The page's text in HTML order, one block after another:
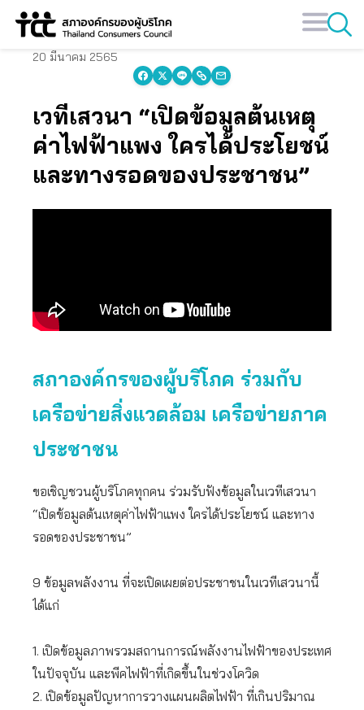
Skip
20 มีนาคม 2565
เวทีเสวนา “เปิดข้อมูลต้นเหตุ
ค่าไฟฟ้าแพง ใครได้ประโยชน์
และทางรอดของประชาชน”
สภาองค์กรของผู้บริโภค ร่วมกับ
เครือข่ายสิ่งแวดล้อม เครือข่ายภาค
ประชาชน
ขอเชิญชวนผู้บริโภคทุกคน ร่วมรับฟังข้อมูลในเวทีเสวนา
“เปิดข้อมูลต้นเหตุค่าไฟฟ้าแพง ใครได้ประโยชน์ และทาง
รอดของประชาชน”
9 ข้อมูลพลังงาน ที่จะเปิดเผยต่อประชาชนในเวทีเสวนานี้
ได้แก่
1. เปิดข้อมูลภาพรวมสถานการณ์พลังงานไฟฟ้าของประเทศ
ในปัจจุบัน และพีคไฟฟ้าที่เกิดขึ้นในช่วงโควิด
2. เปิดข้อมูลปัญหาการวางแผนผลิตไฟฟ้า ที่เกินปริมาณ